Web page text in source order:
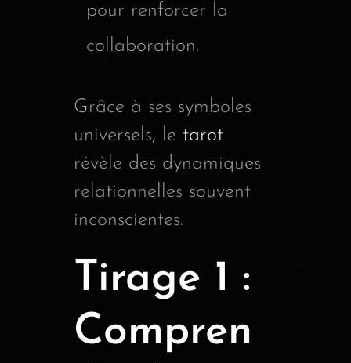
pour renforcer la
collaboration.
Grâce à ses symboles
universels, le tarot
révèle des dynamiques
relationnelles souvent
inconscientes.
Tirage 1 :
Compren